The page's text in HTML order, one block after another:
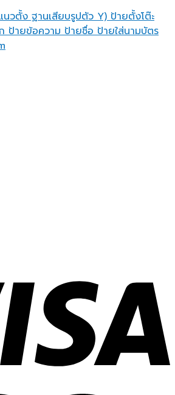
วตั้ง ฐานเสียบรูปตัว Y) ป้ายตั้งโต๊ะ
ป้ายข้อความ ป้ายชื่อ ป้ายใส่นามบัตร